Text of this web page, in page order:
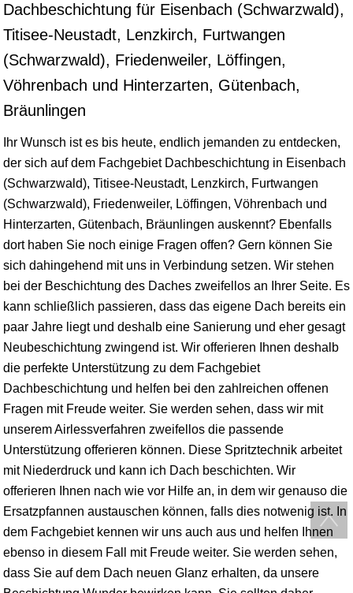
Dachbeschichtung für Eisenbach (Schwarzwald),
Titisee-Neustadt, Lenzkirch, Furtwangen
(Schwarzwald), Friedenweiler, Löffingen,
Vöhrenbach und Hinterzarten, Gütenbach,
Bräunlingen
Ihr Wunsch ist es bis heute, endlich jemanden zu entdecken,
der sich auf dem Fachgebiet Dachbeschichtung in Eisenbach
(Schwarzwald), Titisee-Neustadt, Lenzkirch, Furtwangen
(Schwarzwald), Friedenweiler, Löffingen, Vöhrenbach und
Hinterzarten, Gütenbach, Bräunlingen auskennt? Ebenfalls
dort haben Sie noch einige Fragen offen? Gern können Sie
sich dahingehend mit uns in Verbindung setzen. Wir stehen
bei der Beschichtung des Daches zweifellos an Ihrer Seite. Es
kann schließlich passieren, dass das eigene Dach bereits ein
paar Jahre liegt und deshalb eine Sanierung und eher gesagt
Neubeschichtung zwingend ist. Wir offerieren Ihnen deshalb
die perfekte Unterstützung zu dem Fachgebiet
Dachbeschichtung und helfen bei den zahlreichen offenen
Fragen mit Freude weiter. Sie werden sehen, dass wir mit
unserem Airlessverfahren zweifellos die passende
Unterstützung offerieren können. Diese Spritztechnik arbeitet
mit Niederdruck und kann ich Dach beschichten. Wir
offerieren Ihnen nach wie vor Hilfe an, in dem wir genauso die
Ersatzpfannen austauschen können, falls dies notwenig ist. In
dem Fachgebiet kennen wir uns auch aus und helfen Ihnen
ebenso in diesem Fall mit Freude weiter. Sie werden sehen,
dass Sie auf dem Dach neuen Glanz erhalten, da unsere